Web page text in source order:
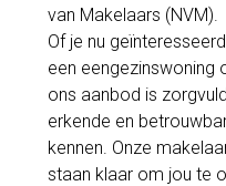
van Makelaars (NVM).
Of je nu
een eengezinswoning
ons aanbod is
erkende en
kennen. Onze
staan klaar om jou te